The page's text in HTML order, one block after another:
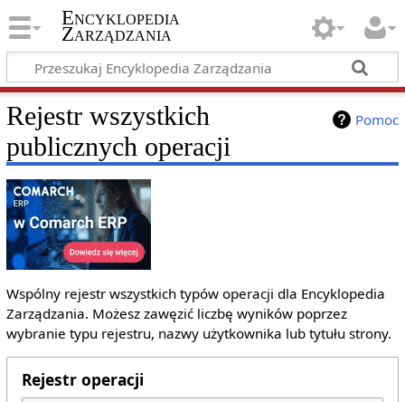
Encyklopedia
Zarządzania
Pomoc
Rejestr wszystkich
publicznych operacji
Wspólny rejestr wszystkich typów operacji dla Encyklopedia
Zarządzania. Możesz zawęzić liczbę wyników poprzez
wybranie typu rejestru, nazwy użytkownika lub tytułu strony.
Rejestr operacji